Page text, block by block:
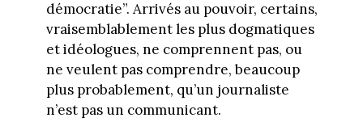
démocratie”. Arrivés au pouvoir, certains,
vraisemblablement les plus dogmatiques
et idéologues, ne comprennent pas, ou
ne veulent pas comprendre, beaucoup
plus probablement, qu’un journaliste
n’est pas un communicant.